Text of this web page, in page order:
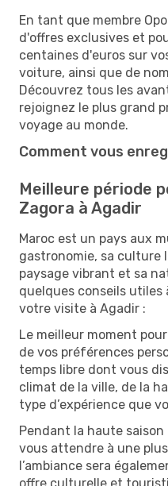
En tant que membre
d'offres exclusives et
centaines d'euros sur
voiture, ainsi que de
Découvrez tous les
rejoignez le plus grand
voyage au monde.
Comment vous
Meilleure période
Zagora à Agadir
Maroc est un pays aux
gastronomie, sa culture
paysage vibrant et sa
quelques conseils utiles
votre visite à Agadir :
Le meilleur moment
de vos préférences
temps libre dont vous
climat de la ville, de la
type d’expérience que
Pendant la haute
vous attendre à une
l’ambiance sera